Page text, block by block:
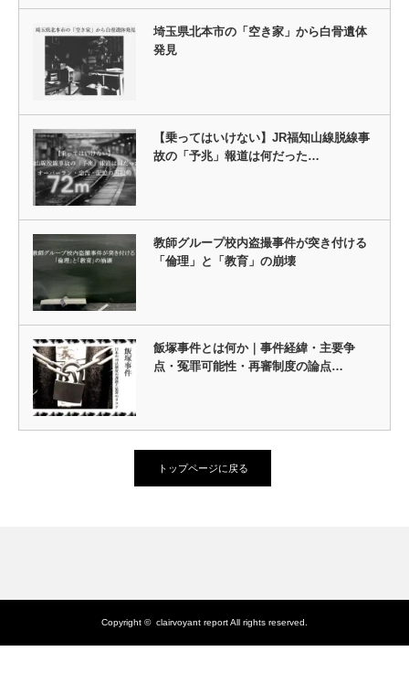
埼玉県北本市の「空き家」から白骨遺体
発見
【乗ってはいけない】JR福知山線脱線事
故の「予兆」報道は何だった…
教師グループ校内盗撮事件が突き付ける
「倫理」と「教育」の崩壊
飯塚事件とは何か｜事件経緯・主要争
点・冤罪可能性・再審制度の論点…
トップページに戻る
Copyright © clairvoyant reportAll rights reserved.